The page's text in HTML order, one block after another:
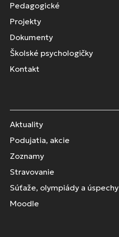
Pedagogické
Projekty
Dokumenty
Školské psychologičky
Kontakt
Aktuality
Podujatia, akcie
Zoznamy
Stravovanie
Súťaže, olympiády a úspechy
Moodle